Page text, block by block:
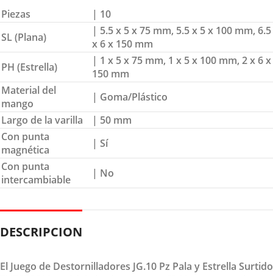
Piezas
| 10
SL (Plana)
| 5.5 x 5 x 75 mm, 5.5 x 5 x 100 mm, 6.5
x 6 x 150 mm
PH (Estrella)
| 1 x 5 x 75 mm, 1 x 5 x 100 mm, 2 x 6 x
150 mm
Material del
mango
| Goma/Plástico
Largo de la varilla
| 50 mm
Con punta
magnética
| Sí
Con punta
intercambiable
| No
DESCRIPCION
El Juego de Destornilladores JG.10 Pz Pala y Estrella Surtido